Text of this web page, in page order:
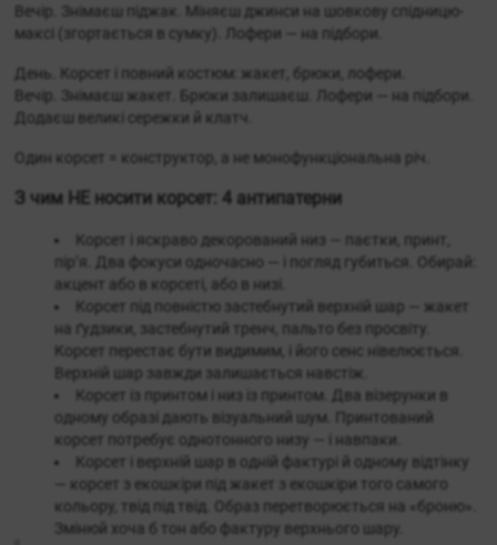
Вечір. Знімаєш піджак. Міняєш джинси на шовкову спідницю-
максі (згортається в сумку). Лофери — на підбори.
День. Корсет і повний костюм: жакет, брюки, лофери.
Вечір. Знімаєш жакет. Брюки залишаєш. Лофери — на підбори.
Додаєш великі сережки й клатч.
Один корсет = конструктор, а не монофункціональна річ.
З чим НЕ носити корсет: 4 антипатерни
Корсет і яскраво декорований низ — паєтки, принт,
пір’я. Два фокуси одночасно — і погляд губиться. Обирай:
акцент або в корсеті, або в низі.
Корсет під повністю застебнутий верхній шар — жакет
на ґудзики, застебнутий тренч, пальто без просвіту.
Корсет перестає бути видимим, і його сенс нівелюється.
Верхній шар завжди залишається навстіж.
Корсет із принтом і низ із принтом. Два візерунки в
одному образі дають візуальний шум. Принтований
корсет потребує однотонного низу — і навпаки.
Корсет і верхній шар в одній фактурі й одному відтінку
— корсет з екошкіри під жакет з екошкіри того самого
кольору, твід під твід. Образ перетворюється на «броню».
Змінюй хоча б тон або фактуру верхнього шару.